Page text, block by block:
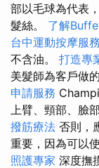
部以毛球為代表
髮絲。 了解
台中運動按摩服務
不含油。 打造專
美髮師為客戶做
申請服務 Champi
上臂、頸部、臉
撥筋療法 否則，
重要，因為可以
照護專家 深度撫